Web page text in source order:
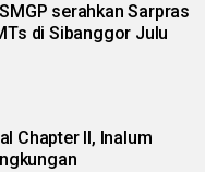
serahkan Sarpras
di Sibanggor Julu
Chapter II, Inalum